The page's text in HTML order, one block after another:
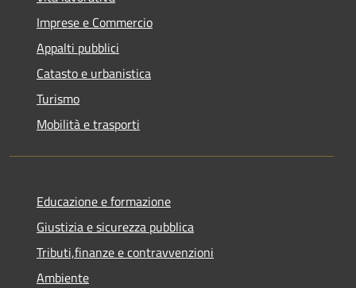
Imprese e Commercio
Appalti pubblici
Catasto e urbanistica
Turismo
Mobilità e trasporti
Educazione e formazione
Giustizia e sicurezza pubblica
Tributi,finanze e contravvenzioni
Ambiente